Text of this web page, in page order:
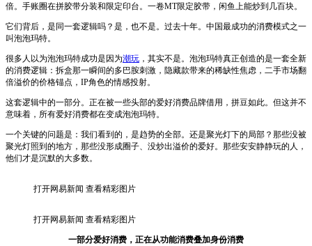
倍。手账圈在拼胶带分装和限定印台。一卷MT限定胶带，闲鱼上能炒到几百块。
它们背后，是同一套逻辑吗？是，也不是。过去十年。中国最成功的消费模式之一
叫泡泡玛特。
很多人以为泡泡玛特成功是因为潮玩 ，其实不是。泡泡玛特真正创造的是一套全新
的消费逻辑：拆盒那一瞬间的多巴胺刺激，隐藏款带来的稀缺性焦虑，二手市场翻
倍溢价的价格锚点，IP角色的情感投射。
这套逻辑中的一部分。正在被一些头部的爱好消费品牌借用，拼豆如此。但这并不
意味着，所有爱好消费都在变成泡泡玛特。
一个关键的问题是：我们看到的，是趋势的全部。还是聚光灯下的局部？那些没被
聚光灯照到的地方，那些没形成圈子、没炒出溢价的爱好。那些安安静静玩的人，
他们才是沉默的大多数。
打开网易新闻 查看精彩图片
打开网易新闻 查看精彩图片
一部分爱好消费，正在从功能消费叠加身份消费